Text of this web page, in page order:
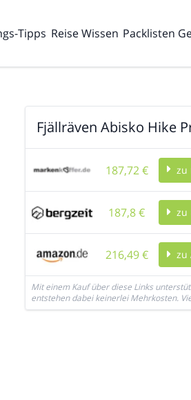
Tipps Reise Wissen Packlisten
Fjällräven Abisko Hike
187,72 € zu
187,8 € zu
216,49 € zu
Mit einem Kauf über diese Links
entstehen dabei keinerlei Mehrkosten.